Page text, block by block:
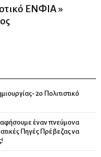
ΕΝΦΙΑ »
2ο Πολιτιστικό
έναν πνεύμονα
Πηγές Πρέβεζας να